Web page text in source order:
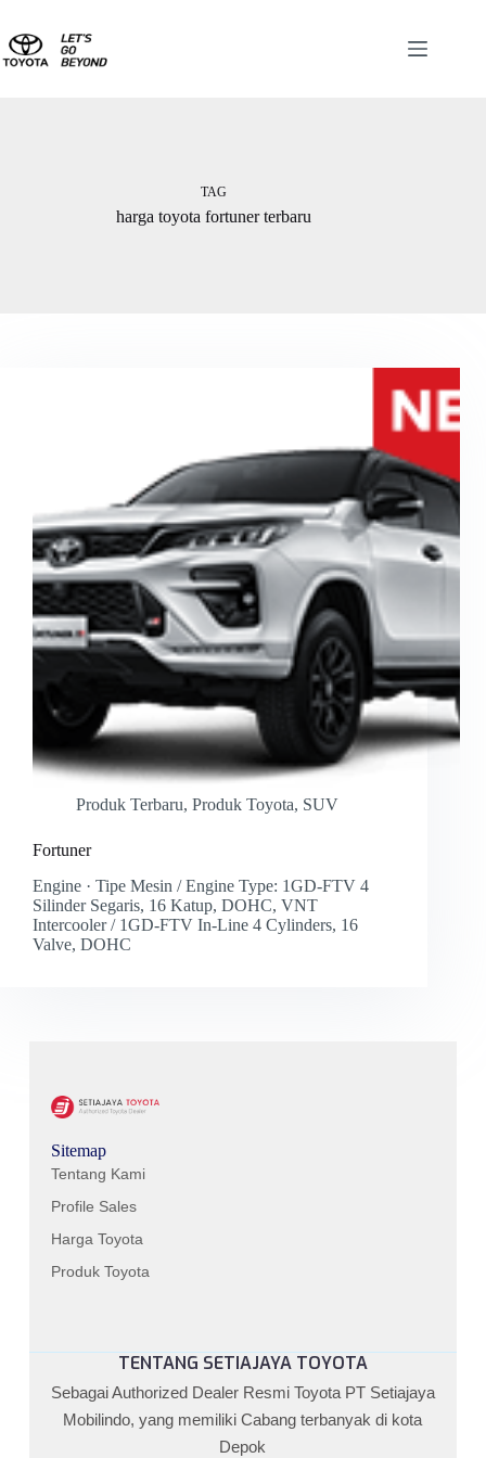
TAG
harga toyota fortuner terbaru
Produk Terbaru, Produk Toyota, SUV
Fortuner
Engine · Tipe Mesin / Engine Type: 1GD-FTV 4
Silinder Segaris, 16 Katup, DOHC, VNT
Intercooler / 1GD-FTV In-Line 4 Cylinders, 16
Valve, DOHC
Sitemap
Tentang Kami
Profile Sales
Harga Toyota
Produk Toyota
TENTANG SETIAJAYA TOYOTA
Sebagai Authorized Dealer Resmi Toyota PT Setiajaya
Mobilindo, yang memiliki Cabang terbanyak di kota
Depok